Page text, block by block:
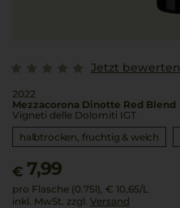
Jetzt bewerten
2022
Mezzacorona Dinotte Red Blend
Vigneti delle Dolomiti IGT
halbtrocken, fruchtig & weich
€ 7,99
pro Flasche (0.75l), € 10,65/L
inkl. MwSt. zzgl. Versand